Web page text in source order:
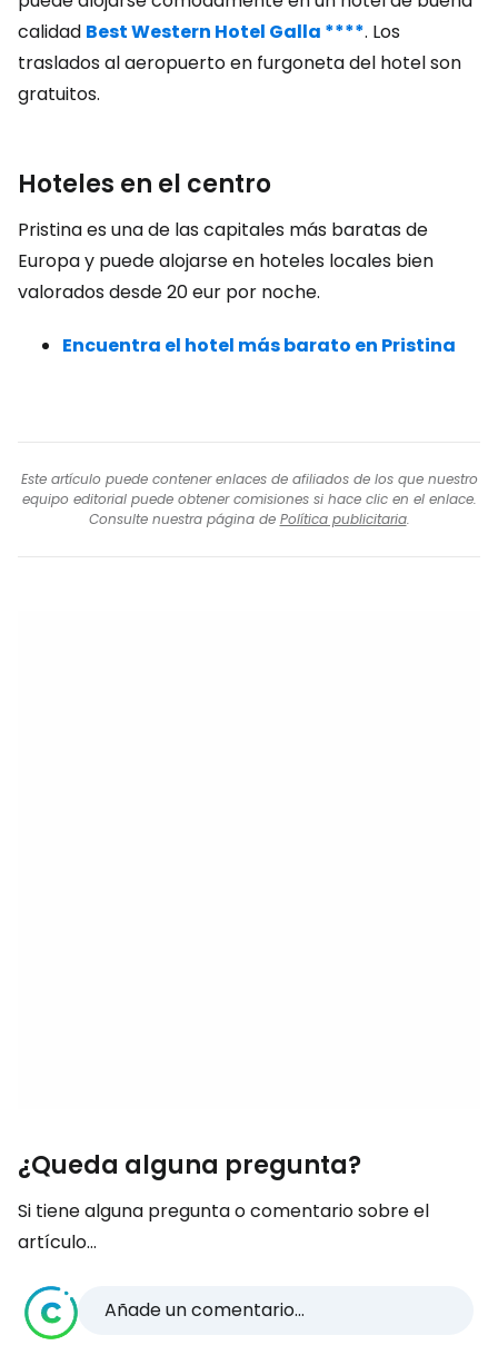
calidad Best Western Hotel Galla ****. Los
traslados al aeropuerto en furgoneta del hotel son
gratuitos.
Hoteles en el centro
Pristina es una de las capitales más baratas de
Europa y puede alojarse en hoteles locales bien
valorados desde 20 eur por noche.
Encuentra el hotel más barato en Pristina
Este artículo puede contener enlaces de afiliados de los que nuestro
equipo editorial puede obtener comisiones si hace clic en el enlace.
Consulte nuestra página de Política publicitaria.
¿Queda alguna pregunta?
Si tiene alguna pregunta o comentario sobre el
artículo...
Añade un comentario...